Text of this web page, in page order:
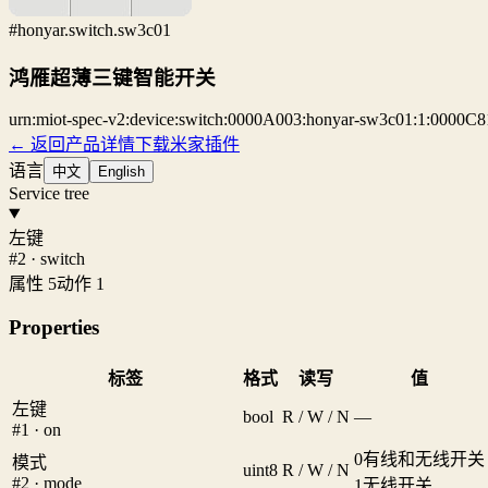
#honyar.switch.sw3c01
鸿雁超薄三键智能开关
urn:miot-spec-v2:device:switch:0000A003:honyar-
← 返回产品详情下载米家插件
语言 中文 English
Service tree
左键
#2 · switch
属性 5动作 1
Properties
标签 格式 读写
值
左键
#1 · on
bool R / W / N —
模式
#2 · mode
uint8 R / W / N
0有线和无线开关